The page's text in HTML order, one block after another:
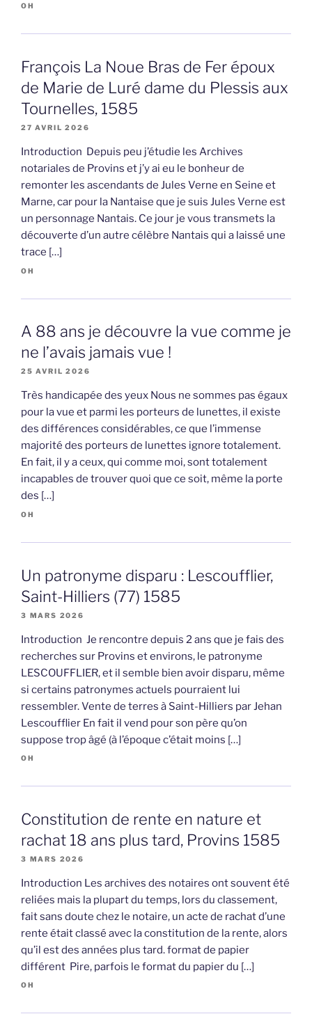
OH
François La Noue Bras de Fer époux
de Marie de Luré dame du Plessis aux
Tournelles, 1585
27 AVRIL 2026
Introduction Depuis peu j’étudie les Archives
notariales de Provins et j’y ai eu le bonheur de
remonter les ascendants de Jules Verne en Seine et
Marne, car pour la Nantaise que je suis Jules Verne est
un personnage Nantais. Ce jour je vous transmets la
découverte d’un autre célèbre Nantais qui a laissé une
trace […]
OH
A 88 ans je découvre la vue comme je
ne l’avais jamais vue !
25 AVRIL 2026
Très handicapée des yeux Nous ne sommes pas égaux
pour la vue et parmi les porteurs de lunettes, il existe
des différences considérables, ce que l’immense
majorité des porteurs de lunettes ignore totalement.
En fait, il y a ceux, qui comme moi, sont totalement
incapables de trouver quoi que ce soit, même la porte
des […]
OH
Un patronyme disparu : Lescoufflier,
Saint-Hilliers (77) 1585
3 MARS 2026
Introduction Je rencontre depuis 2 ans que je fais des
recherches sur Provins et environs, le patronyme
LESCOUFFLIER, et il semble bien avoir disparu, même
si certains patronymes actuels pourraient lui
ressembler. Vente de terres à Saint-Hilliers par Jehan
Lescoufflier En fait il vend pour son père qu’on
suppose trop âgé (à l’époque c’était moins […]
OH
Constitution de rente en nature et
rachat 18 ans plus tard, Provins 1585
3 MARS 2026
Introduction Les archives des notaires ont souvent été
reliées mais la plupart du temps, lors du classement,
fait sans doute chez le notaire, un acte de rachat d’une
rente était classé avec la constitution de la rente, alors
qu’il est des années plus tard. format de papier
différent Pire, parfois le format du papier du […]
OH